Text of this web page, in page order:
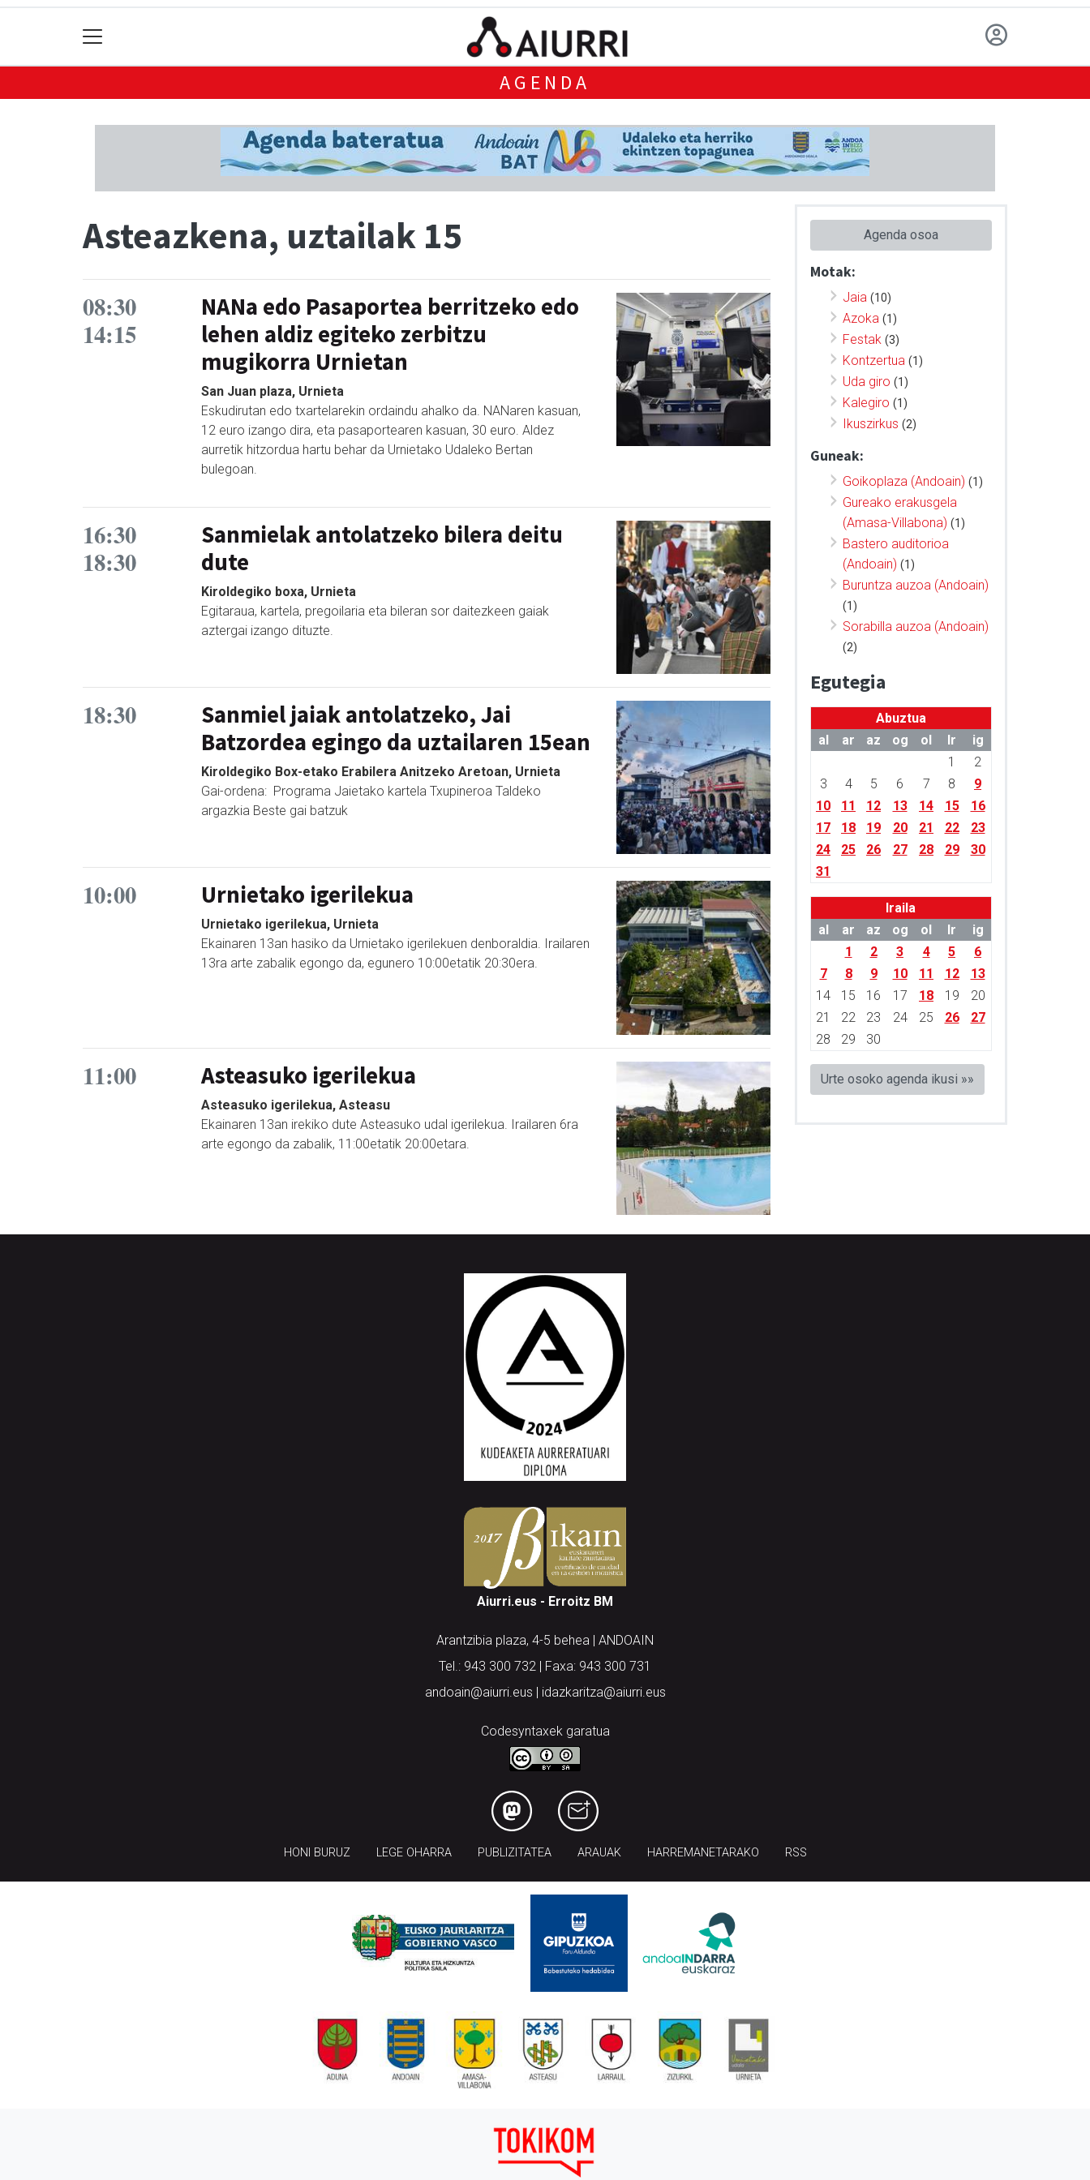
AGENDA
Asteazkena, uztailak 15
08:30
14:15
NANa edo Pasaportea berritzeko edo
lehen aldiz egiteko zerbitzu
mugikorra Urnietan
San Juan plaza, Urnieta
Eskudirutan edo txartelarekin ordaindu ahalko da. NANaren kasuan,
12 euro izango dira, eta pasaportearen kasuan, 30 euro. Aldez
aurretik hitzordua hartu behar da Urnietako Udaleko Bertan
bulegoan.
16:30
18:30
Sanmielak antolatzeko bilera deitu
dute
Kiroldegiko boxa, Urnieta
Egitaraua, kartela, pregoilaria eta bileran sor daitezkeen gaiak
aztergai izango dituzte.
18:30
Sanmiel jaiak antolatzeko, Jai
Batzordea egingo da uztailaren 15ean
Kiroldegiko Box-etako Erabilera Anitzeko Aretoan, Urnieta
Gai-ordena: Programa Jaietako kartela Txupineroa Taldeko
argazkia Beste gai batzuk
10:00 Urnietako igerilekua
Urnietako igerilekua, Urnieta
Ekainaren 13an hasiko da Urnietako igerilekuen denboraldia. Irailaren
13ra arte zabalik egongo da, egunero 10:00etatik 20:30era.
11:00 Asteasuko igerilekua
Asteasuko igerilekua, Asteasu
Ekainaren 13an irekiko dute Asteasuko udal igerilekua. Irailaren 6ra
arte egongo da zabalik, 11:00etatik 20:00etara.
Agenda osoa
Motak:
Jaia (10)
Azoka (1)
Festak (3)
Kontzertua (1)
Uda giro (1)
Kalegiro (1)
Ikuszirkus (2)
Guneak:
Goikoplaza (Andoain) (1)
Gureako erakusgela
(Amasa-Villabona) (1)
Bastero auditorioa
(Andoain) (1)
Buruntza auzoa (Andoain)
(1)
Sorabilla auzoa (Andoain)
(2)
Egutegia
Abuztua
al
ar az og ol lr
ig
1
2
3
4 5 6 7 8
9
10
11 12 13 14 15
16
17
18 19 20 21 22
23
24
25 26 27 28 29
30
31
Iraila
al
ar az og ol lr
ig
1
2 3 4 5
6
7
8 9 10 11 12
13
14
15 16 17 18 19
20
21
22 23 24 25 26
27
28
29 30
Urte osoko agenda ikusi »»
Aiurri.eus - Erroitz BM
Arantzibia plaza, 4-5 behea | ANDOAIN
Tel.: 943 300 732 | Faxa: 943 300 731
andoain@aiurri.eus | idazkaritza@aiurri.eus
Codesyntaxek garatua
HONI BURUZ LEGE OHARRA PUBLIZITATEA ARAUAK HARREMANETARAKO RSS